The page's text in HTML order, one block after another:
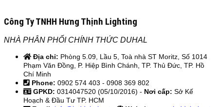
Công Ty TNHH Hưng Thịnh Lighting
NHÀ PHÂN PHỐI CHÍNH THỨC DUHAL
Địa chỉ: Phòng 5.09, Lầu 5, Toà nhà ST Moritz, Số 1014
Phạm Văn Đồng, P. Hiệp Bình Chánh, TP. Thủ Đức, TP. Hồ
Chí Minh
Phone: 0902 574 403 - 0908 369 802
GPKD: 0314047520 (05/10/2016) - Nơi cấp: Sở Kế
Hoạch & Đầu Tư TP. HCM